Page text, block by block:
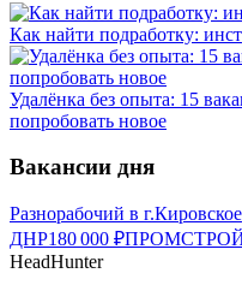
Как найти подработку:
Удалёнка без опыта: 15
попробовать новое
Вакансии дня
Разнорабочий в г.Кировское
ДНР180 000 ₽
HeadHunter